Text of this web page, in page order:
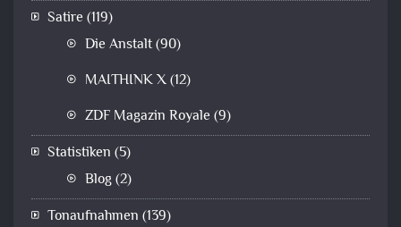
Satire (119)
Die Anstalt(90)
MAITHINK X(12)
ZDF Magazin Royale (9)
Statistiken (5)
Blog(2)
Tonaufnahmen (139)